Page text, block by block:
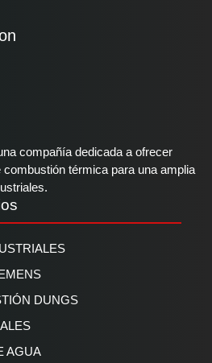
compañía dedicada a ofrecer
térmica para una amplia
DUNGS
AGUA